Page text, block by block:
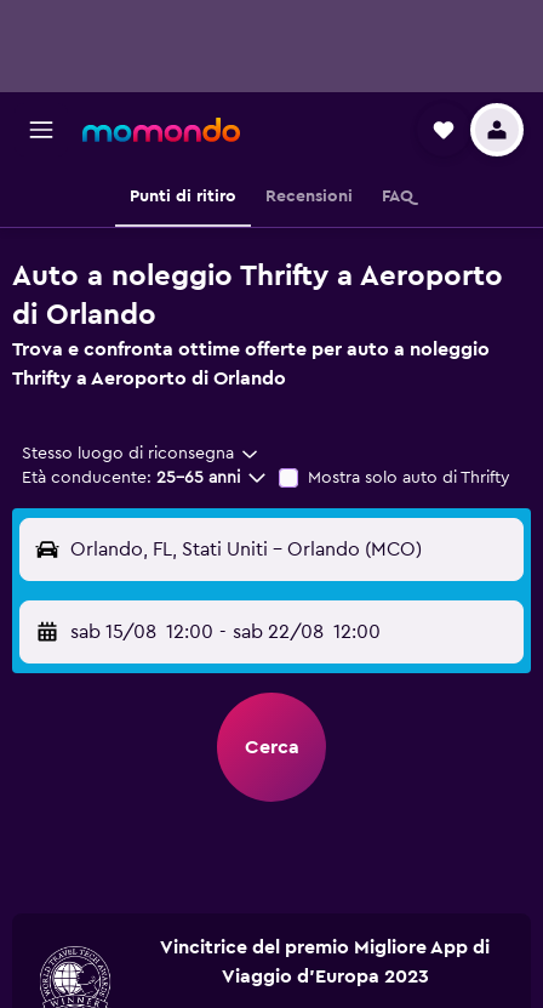
Punti di ritiro Recensioni FAQ
Auto a noleggio Thrifty a Aeroporto
di Orlando
Trova e confronta ottime offerte per auto a noleggio
Thrifty a Aeroporto di Orlando
Stesso luogo di riconsegna
Età conducente: 25-65 anni Mostra solo auto di Thrifty
Orlando, FL, Stati Uniti - Orlando (MCO)
sab 15/08 12:00 - sab 22/08 12:00
Cerca
Vincitrice del premio Migliore App di
Viaggio d'Europa 2023